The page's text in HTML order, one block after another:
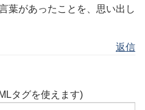
葉があったことを、思い出し
返信
タグを使えます)